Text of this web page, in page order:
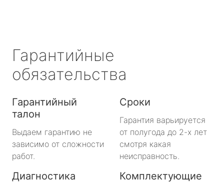
Гарантийные
обязательства
Гарантийный
талон
Выдаем гарантию не
зависимо от сложности
работ.
Сроки
Гарантия варьируется
от полугода до 2-х лет
смотря какая
неисправность.
Диагностика Комплектующие